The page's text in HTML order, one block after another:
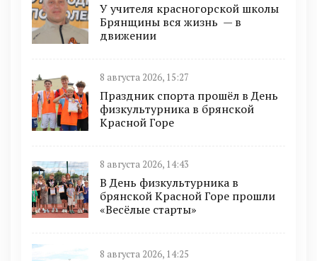
У учителя красногорской школы
Брянщины вся жизнь — в
движении
8 августа 2026, 15:27
Праздник спорта прошёл в День
физкультурника в брянской
Красной Горе
8 августа 2026, 14:43
В День физкультурника в
брянской Красной Горе прошли
«Весёлые старты»
8 августа 2026, 14:25